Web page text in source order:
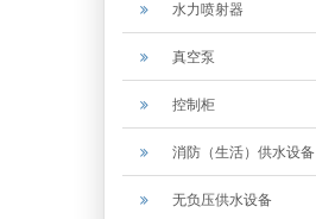
水力喷射器
真空泵
控制柜
消防（生活）供水设备
无负压供水设备